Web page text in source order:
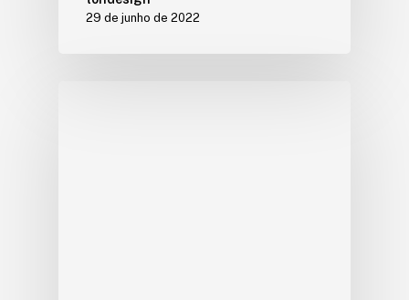
29 de junho de 2022